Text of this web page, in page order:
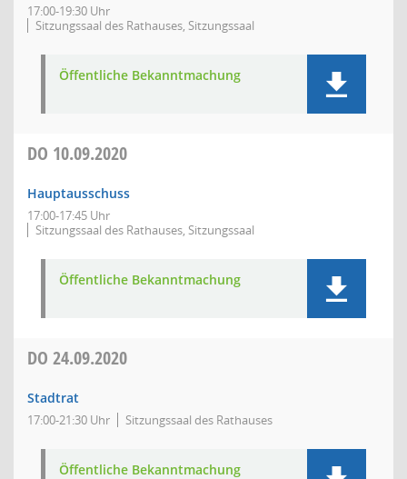
17:00-19:30 Uhr
Sitzungssaal des Rathauses, Sitzungssaal
Öffentliche Bekanntmachung
DO 10.09.2020
Hauptausschuss
17:00-17:45 Uhr
Sitzungssaal des Rathauses, Sitzungssaal
Öffentliche Bekanntmachung
DO 24.09.2020
Stadtrat
17:00-21:30 Uhr Sitzungssaal des Rathauses
Öffentliche Bekanntmachung